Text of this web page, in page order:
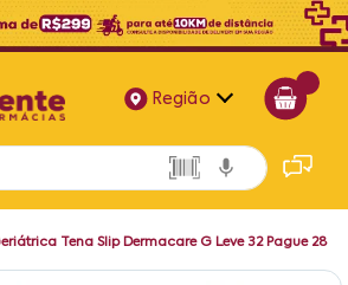
Região
Alagoas
Bahia
Tena Slip Dermacare G Leve 32 Pague 28